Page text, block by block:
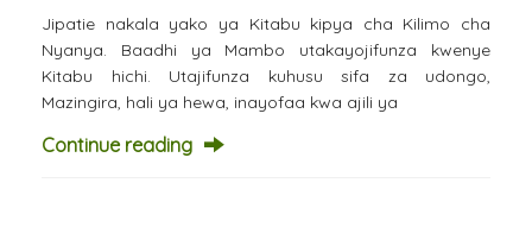
Jipatie nakala yako ya Kitabu kipya cha Kilimo cha
Nyanya. Baadhi ya Mambo utakayojifunza kwenye
Kitabu hichi. Utajifunza kuhusu sifa za udongo,
Mazingira, hali ya hewa, inayofaa kwa ajili ya
Continue reading